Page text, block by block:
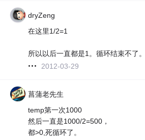
dryZeng
在这里1/2=1
所以以后一直都是1。循环结束不了。
2012-03-29
菖蒲老先生
temp第一次1000
然后一直是1000/2=500，
都>0,死循环了。